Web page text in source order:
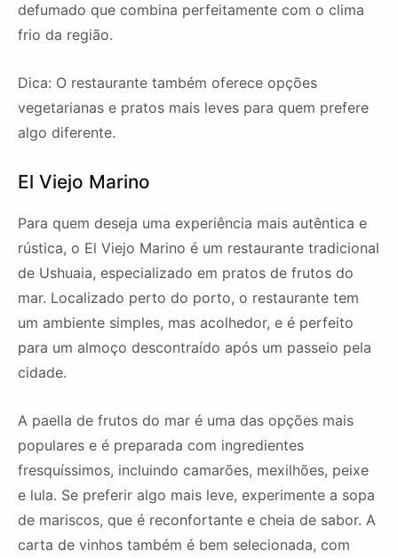
defumado que combina perfeitamente com o clima
frio da região.
Dica: O restaurante também oferece opções
vegetarianas e pratos mais leves para quem prefere
algo diferente.
El Viejo Marino
Para quem deseja uma experiência mais autêntica e
rústica, o El Viejo Marino é um restaurante tradicional
de Ushuaia, especializado em pratos de frutos do
mar. Localizado perto do porto, o restaurante tem
um ambiente simples, mas acolhedor, e é perfeito
para um almoço descontraído após um passeio pela
cidade.
A paella de frutos do mar é uma das opções mais
populares e é preparada com ingredientes
fresquíssimos, incluindo camarões, mexilhões, peixe
e lula. Se preferir algo mais leve, experimente a sopa
de mariscos, que é reconfortante e cheia de sabor. A
carta de vinhos também é bem selecionada, com